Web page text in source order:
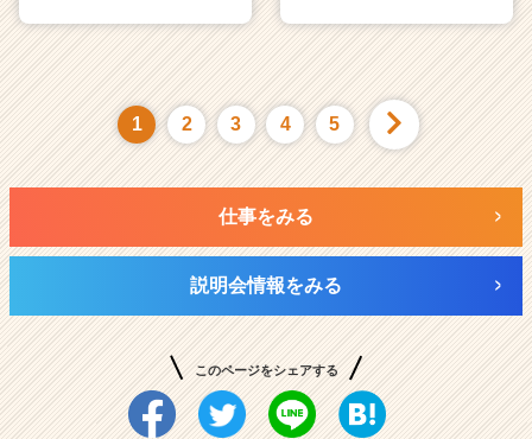
1 2 3 4 5
仕事をみる
説明会情報をみる
このページをシェアする